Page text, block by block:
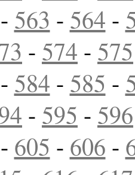
- 563 - 564 -
- 574 - 575
- 584 - 585 -
- 595 - 596
- 605 - 606 -